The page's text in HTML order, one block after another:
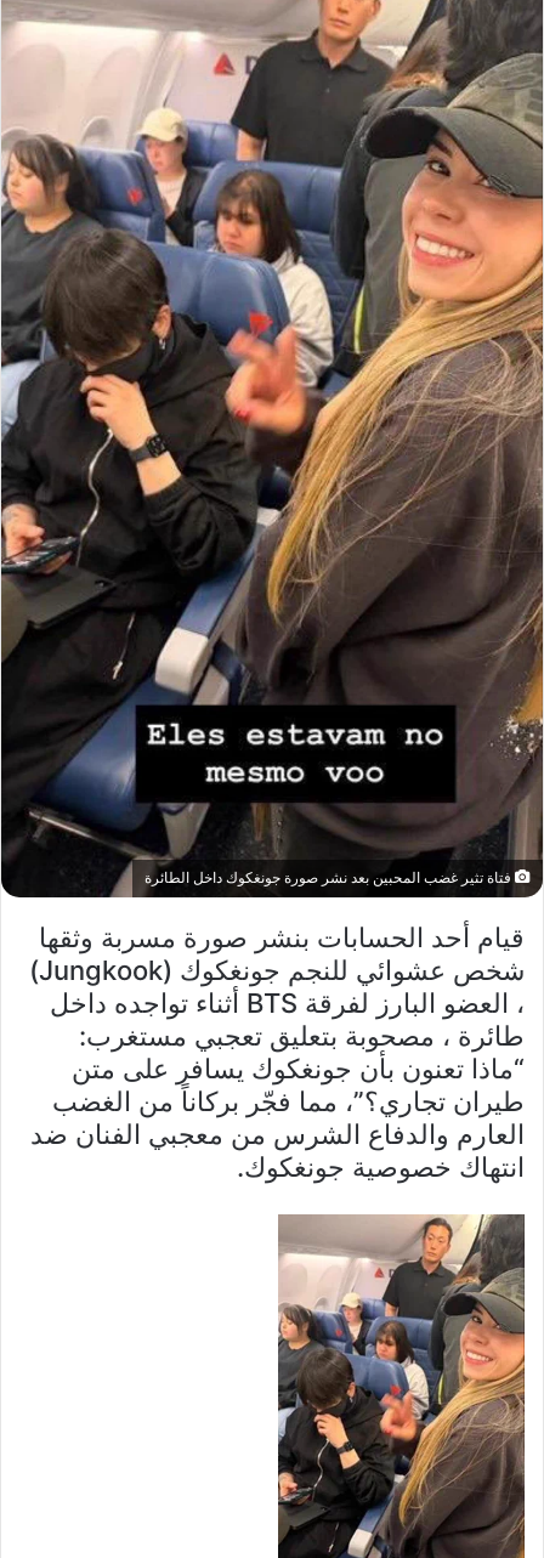
فتاة تثير غضب المحبين بعد نشر صورة جونغكوك داخل الطائرة
قيام أحد الحسابات بنشر صورة مسربة وثقها
شخص عشوائي للنجم جونغكوك (Jungkook)
، العضو البارز لفرقة BTS أثناء تواجده داخل
طائرة ، مصحوبة بتعليق تعجبي مستغرب:
“ماذا تعنون بأن جونغكوك يسافر على متن
طيران تجاري؟”، مما فجّر بركاناً من الغضب
العارم والدفاع الشرس من معجبي الفنان ضد
انتهاك خصوصية جونغكوك.